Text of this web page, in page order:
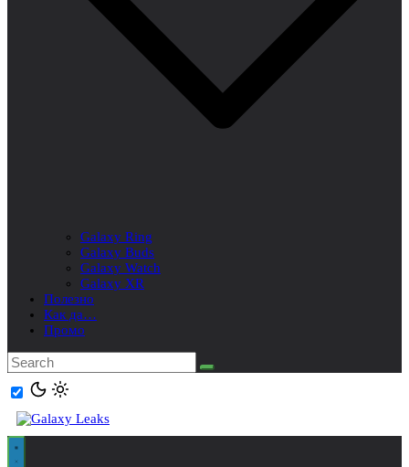
Galaxy Ring
Galaxy Buds
Galaxy Watch
Galaxy XR
Полезно
Как да…
Промо